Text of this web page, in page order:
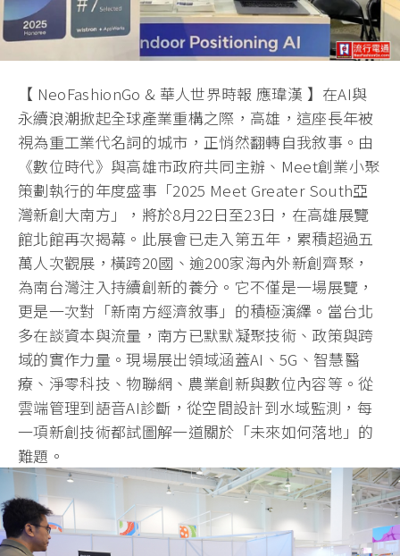
【 NeoFashionGo & 華人世界時報 應瑋漢 】在AI與
永續浪潮掀起全球產業重構之際，高雄，這座長年被
視為重工業代名詞的城市，正悄然翻轉自我敘事。由
《數位時代》與高雄市政府共同主辦、Meet創業小聚
策劃執行的年度盛事「2025 Meet Greater South亞
灣新創大南方」，將於8月22日至23日，在高雄展覽
館北館再次揭幕。此展會已走入第五年，累積超過五
萬人次觀展，橫跨20國、逾200家海內外新創齊聚，
為南台灣注入持續創新的養分。它不僅是一場展覽，
更是一次對「新南方經濟敘事」的積極演繹。當台北
多在談資本與流量，南方已默默凝聚技術、政策與跨
域的實作力量。現場展出領域涵蓋AI、5G、智慧醫
療、淨零科技、物聯網、農業創新與數位內容等。從
雲端管理到語音AI診斷，從空間設計到水域監測，每
一項新創技術都試圖解一道關於「未來如何落地」的
難題。